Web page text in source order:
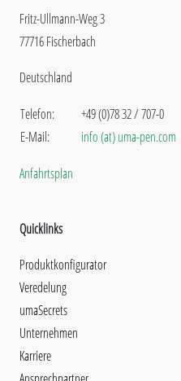
Fritz-Ullmann-Weg 3
77716 Fischerbach
Deutschland
Telefon:
E-Mail:
+49 (0)78 32 / 707-0
info (at) uma-pen.com
Anfahrtsplan
Quicklinks
Produktkonfigurator
Veredelung
umaSecrets
Unternehmen
Karriere